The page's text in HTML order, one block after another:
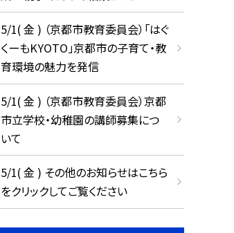
5/1( 金 ) （京都市教育委員会）「はぐ
くーもKYOTO」京都市の子育て・教
育環境の魅力を発信
5/1( 金 ) （京都市教育委員会）京都
市立学校・幼稚園の講師募集につ
いて
5/1( 金 ) その他のお知らせはこちら
をクリックしてご覧ください